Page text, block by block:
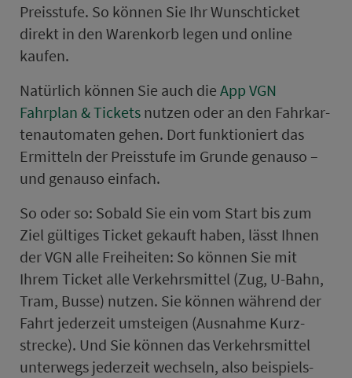
Preis­stufe. So können Sie Ihr Wunsch­ti­cket
direkt in den Wa­ren­korb legen und online
kaufen.
Natürlich können Sie auch die App VGN
Fahrplan & Ticketsnutzen oder an den Fahr­kar­
ten­au­to­maten gehen. Dort funktioniert das
Ermitteln der Preis­stufe im Grunde genauso –
und genauso ein­fach.
So oder so: Sobald Sie ein vom Start bis zum
Ziel gültiges Ticket gekauft haben, lässt Ihnen
der VGN alle Freiheiten: So können Sie mit
Ihrem Ticket alle Ver­kehrs­mit­tel (Zug, U-Bahn,
Tram, Busse) nutzen. Sie können während der
Fahrt je­der­zeit um­stei­gen (Aus­nah­me Kurz­
strecke). Und Sie können das Ver­kehrs­mit­tel
un­ter­wegs je­der­zeit wechseln, also bei­spiels­